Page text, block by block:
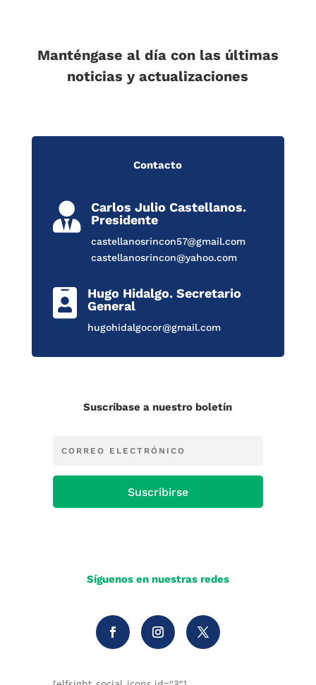
Manténgase al día con las últimas
noticias y actualizaciones
Contacto

Carlos Julio Castellanos.
Presidente
castellanosrincon57@gmail.com
castellanosrincon@yahoo.com

Hugo Hidalgo. Secretario
General
hugohidalgocor@gmail.com
Suscríbase a nuestro boletín
Suscribirse
Síguenos en nuestras redes